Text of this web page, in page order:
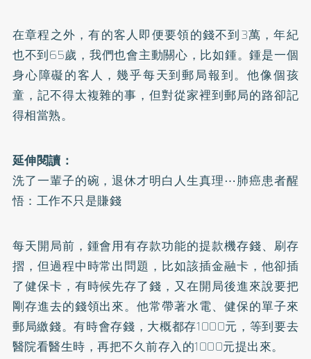
在章程之外，有的客人即便要領的錢不到3萬，年紀
也不到65歲，我們也會主動關心，比如鍾。鍾是一個
身心障礙的客人，幾乎每天到郵局報到。他像個孩
童，記不得太複雜的事，但對從家裡到郵局的路卻記
得相當熟。
延伸閱讀：
洗了一輩子的碗，退休才明白人生真理⋯肺癌患者醒
悟：工作不只是賺錢
每天開局前，鍾會用有存款功能的提款機存錢、刷存
摺，但過程中時常出問題，比如該插金融卡，他卻插
了健保卡，有時候先存了錢，又在開局後進來說要把
剛存進去的錢領出來。他常帶著水電、健保的單子來
郵局繳錢。有時會存錢，大概都存1000元，等到要去
醫院看醫生時，再把不久前存入的1000元提出來。